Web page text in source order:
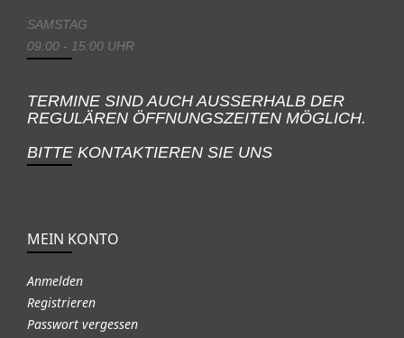
SAMSTAG
09:00 - 15:00 UHR
TERMINE SIND AUCH AUSSERHALB DER
REGULÄREN ÖFFNUNGSZEITEN MÖGLICH.
BITTE KONTAKTIEREN SIE UNS
MEIN KONTO
Anmelden
Registrieren
Passwort vergessen